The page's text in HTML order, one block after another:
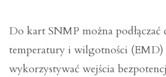
Do kart SNMP można podłączać
temperatury i wilgotności (EMD)
wykorzystywać wejścia